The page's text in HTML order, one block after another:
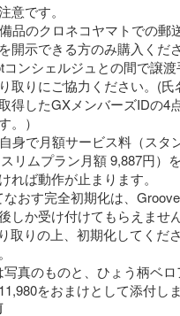
意です。
品のクロネコヤマトでの郵
開示できる方のみ購入くださ
コンシェルジュとの間で譲
取りにご協力ください。(氏
得したGXメンバーズIDの4
。）
身で月額サービス料（スタ
リムプラン月額 9,887円）
れば動作が止まります。
なおす完全初期化は、
しか受け付けてもらえませ
取りの上、初期化してくだ
写真のものと、ひょう柄ベ
をおまけとして添付しま